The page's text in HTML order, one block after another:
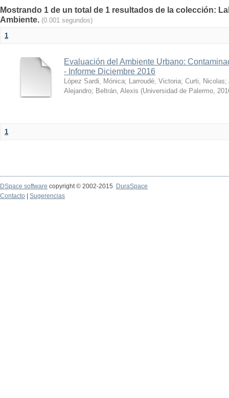
Mostrando 1 de un total de 1 resultados de la colección:
Ambiente. (0.001 segundos)
1
Evaluación del Ambiente Urbano:
- Informe Diciembre 2016
López Sardi, Mónica; Larroudé, Victoria; Curti, Nicolas;
Alejandro; Beltrán, Alexis (Universidad de Palermo,
1
DSpace software copyright © 2002-2015
DuraSpace
Contacto
Sugerencias